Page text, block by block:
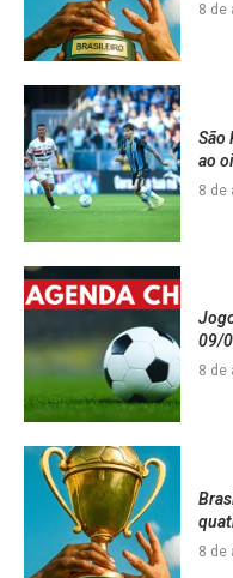
8 de
São
ao
8 de
09/
8 de
8 de